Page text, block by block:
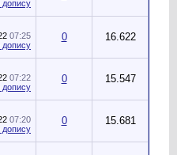
07:25
0 16.622
07:22
0 15.547
07:20
0 15.681